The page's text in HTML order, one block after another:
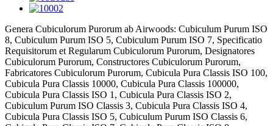
Genera Cubiculorum Purorum ab Airwoods: Cubiculum Purum ISO
8, Cubiculum Purum ISO 5, Cubiculum Purum ISO 7, Specificatio
Requisitorum et Regularum Cubiculorum Purorum, Designatores
Cubiculorum Purorum, Constructores Cubiculorum Purorum,
Fabricatores Cubiculorum Purorum, Cubicula Pura Classis ISO 100,
Cubicula Pura Classis 10000, Cubicula Pura Classis 100000,
Cubicula Pura Classis ISO 1, Cubicula Pura Classis ISO 2,
Cubiculum Purum ISO Classis 3, Cubicula Pura Classis ISO 4,
Cubicula Pura Classis ISO 5, Cubiculum Purum ISO Classis 6,